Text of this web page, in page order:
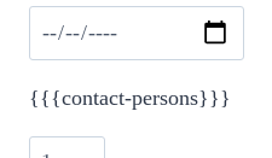
{{{contact-persons}}}